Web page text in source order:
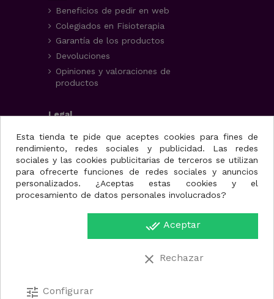
Beneficios de pedir en web
Colegiados en Fisioterapia
Garantía de los productos
Devoluciones
Opiniones y valoraciones de
productos
Legal
Aviso Legal
Condiciones generales
Política de privacidad
Uso de cookies
Fisioportunity S.L.
Avenida de la juventud,
25, nave A
30110. Cabezo de Torres
España.
Esta tienda te pide que aceptes cookies para fines de
rendimiento, redes sociales y publicidad. Las redes
sociales y las cookies publicitarias de terceros se utilizan
para ofrecerte funciones de redes sociales y anuncios
personalizados. ¿Aceptas estas cookies y el
procesamiento de datos personales involucrados?
done_all Aceptar
clear Rechazar
tune Configurar